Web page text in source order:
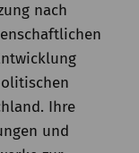
nach
Ihre
und